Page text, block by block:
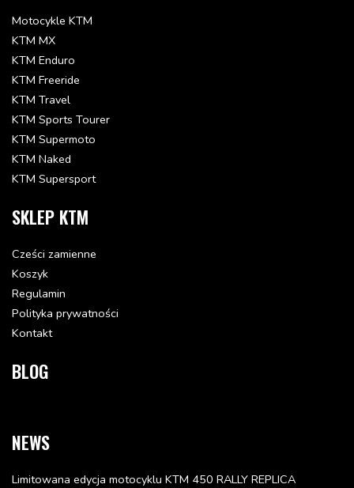
Motocykle KTM
KTM MX
KTM Enduro
KTM Freeride
KTM Travel
KTM Sports Tourer
KTM Supermoto
KTM Naked
KTM Supersport
SKLEP KTM
Cześci zamienne
Koszyk
Regulamin
Polityka prywatności
Kontakt
BLOG
NEWS
Limitowana edycja motocyklu KTM 450 RALLY REPLICA